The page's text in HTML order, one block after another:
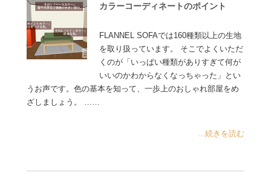
カラーコーディネートのポイント
FLANNEL SOFAでは160種類以上の生地
を取り扱っています。 そこでよくいただ
くのが「いっぱい種類がありすぎて何が
いいのかわからなくなっちゃった」とい
うお声です。色の基本を知って、一歩上のおしゃれ部屋をめ
ざしましょう。 ……
...続きを読む